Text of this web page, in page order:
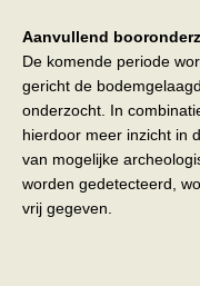
Aanvullend
De komende periode
gericht de
onderzocht. In
hierdoor meer inzicht in
van mogelijke
worden gedetecteerd,
vrij gegeven.